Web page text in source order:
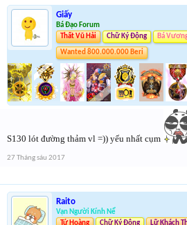
Giấy
Bá Đạo Forum
Thất Vũ Hải
Chữ Ký Động Bá
Wanted 800.000.000 Beri
S130 lót đường thảm vl =)) yếu nhất cụm
27 Tháng sáu 2017
Raito
Vạn Người Kính Nể
Tứ Hoàng
Chữ Ký Động Lữ Khách